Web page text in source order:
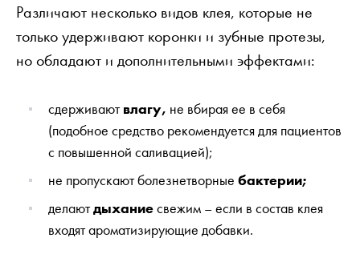
Различают несколько видов клея, которые не
только удерживают коронки и зубные протезы,
но обладают и дополнительными эффектами:
сдерживаютвлагу, не вбирая ее в себя
(подобное средство рекомендуется для пациентов
с повышенной саливацией);
не пропускают болезнетворные бактерии;
делаютдыханиесвежим – если в состав клея
входят ароматизирующие добавки.